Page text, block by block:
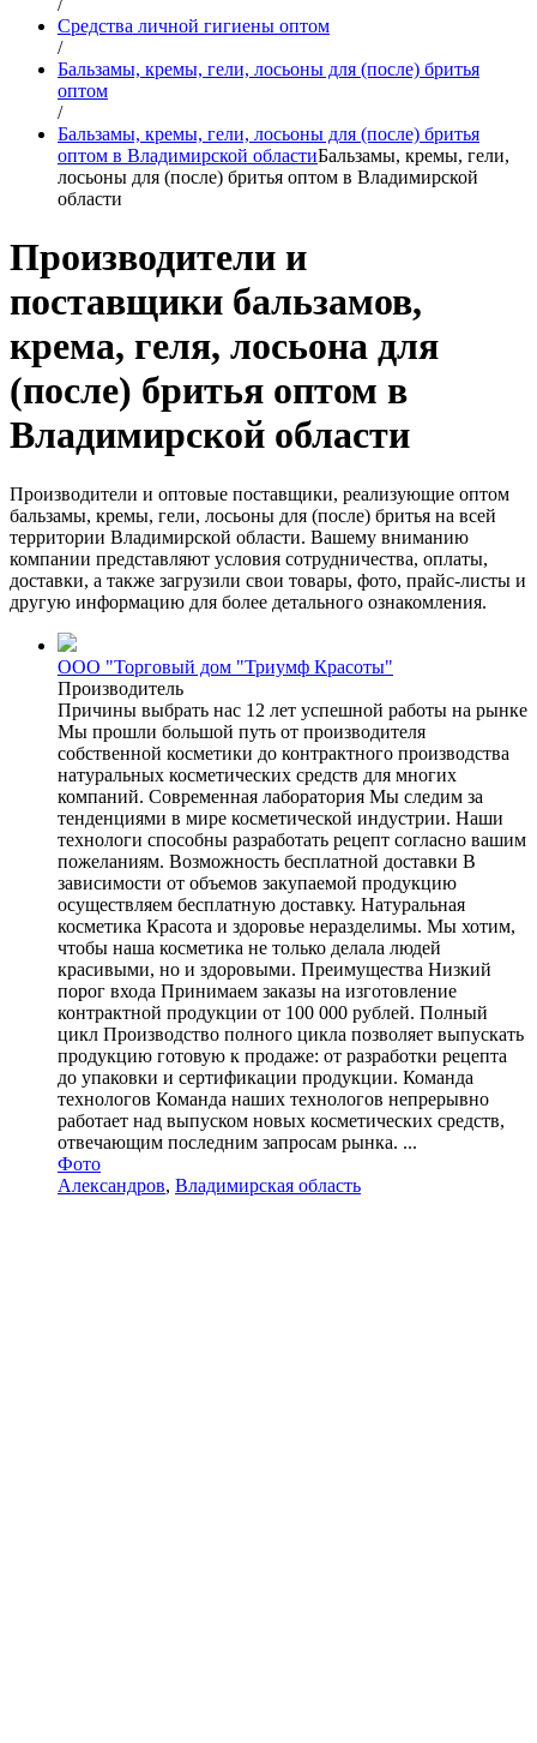
/
Средства личной гигиены оптом
/
Бальзамы, кремы, гели, лосьоны для (после) бритья
оптом
/
Бальзамы, кремы, гели, лосьоны для (после) бритья
оптом в Владимирской областиБальзамы, кремы, гели,
лосьоны для (после) бритья оптом в Владимирской
области
Производители и
поставщики бальзамов,
крема, геля, лосьона для
(после) бритья оптом в
Владимирской области
Производители и оптовые поставщики, реализующие оптом
бальзамы, кремы, гели, лосьоны для (после) бритья на всей
территории Владимирской области. Вашему вниманию
компании представляют условия сотрудничества, оплаты,
доставки, а также загрузили свои товары, фото, прайс-листы и
другую информацию для более детального ознакомления.
ООО "Торговый дом "Триумф Красоты"
Производитель
Причины выбрать нас 12 лет успешной работы на рынке
Мы прошли большой путь от производителя
собственной косметики до контрактного производства
натуральных косметических средств для многих
компаний. Современная лаборатория Мы следим за
тенденциями в мире косметической индустрии. Наши
технологи способны разработать рецепт согласно вашим
пожеланиям. Возможность бесплатной доставки В
зависимости от объемов закупаемой продукцию
осуществляем бесплатную доставку. Натуральная
косметика Красота и здоровье неразделимы. Мы хотим,
чтобы наша косметика не только делала людей
красивыми, но и здоровыми. Преимущества Низкий
порог входа Принимаем заказы на изготовление
контрактной продукции от 100 000 рублей. Полный
цикл Производство полного цикла позволяет выпускать
продукцию готовую к продаже: от разработки рецепта
до упаковки и сертификации продукции. Команда
технологов Команда наших технологов непрерывно
работает над выпуском новых косметических средств,
отвечающим последним запросам рынка. ...
Фото
Александров, Владимирская область